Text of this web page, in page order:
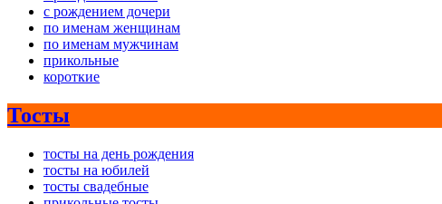
с рождением дочери
по именам женщинам
по именам мужчинам
прикольные
короткие
Тосты
тосты на день рождения
тосты на юбилей
тосты свадебные